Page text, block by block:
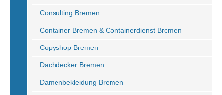
Consulting Bremen
Container Bremen & Containerdienst Bremen
Copyshop Bremen
Dachdecker Bremen
Damenbekleidung Bremen